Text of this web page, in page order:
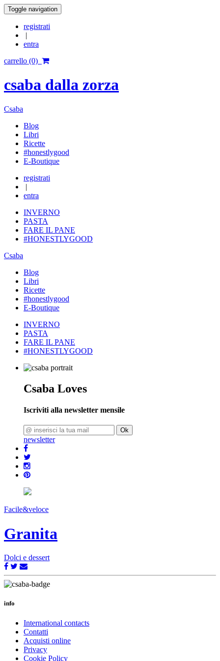
Toggle navigation
registrati
|
entra
carrello (0)
csaba dalla zorza
Csaba
Blog
Libri
Ricette
#honestlygood
E-Boutique
registrati
|
entra
INVERNO
PASTA
FARE IL PANE
#HONESTLYGOOD
Csaba
Blog
Libri
Ricette
#honestlygood
E-Boutique
INVERNO
PASTA
FARE IL PANE
#HONESTLYGOOD
Csaba Loves
Iscriviti alla newsletter mensile
Ok
newsletter
Facile&veloce
Granita
Dolci e dessert
info
International contacts
Contatti
Acquisti online
Privacy
Cookie Policy